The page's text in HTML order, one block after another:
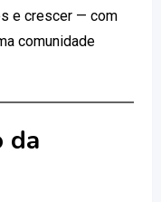
e crescer — com
comunidade
da